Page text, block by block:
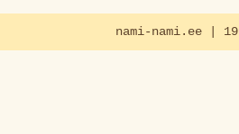
nami-nami.ee |